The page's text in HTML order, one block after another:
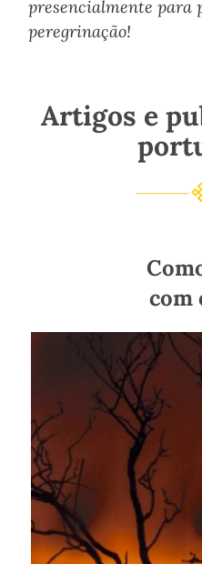
presencialmente para
peregrinação!
Artigos e
com